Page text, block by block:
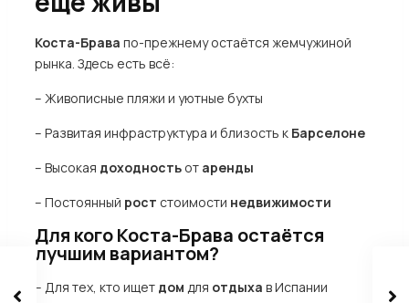
Коста-Брава по-прежнему остаётся жемчужиной
рынка. Здесь есть всё:
– Живописные пляжи и уютные бухты
– Развитая инфраструктура и близость к Барселоне
– Высокая доходность от аренды
– Постоянный рост стоимости недвижимости
Для кого Коста-Брава остаётся
лучшим вариантом?
– Для тех, кто ищет дом для отдыха в Испании